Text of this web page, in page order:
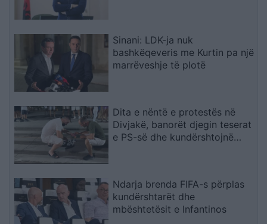
Sinani: LDK-ja nuk
bashkëqeveris me Kurtin pa një
marrëveshje të plotë
Dita e nëntë e protestës në
Divjakë, banorët djegin teserat
e PS-së dhe kundërshtojnë
Ndarja brenda FIFA-s përplas
kundërshtarët dhe
mbështetësit e Infantinos